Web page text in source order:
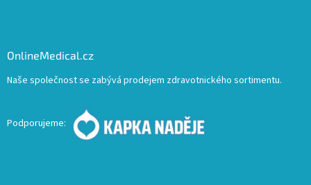
OnlineMedical.cz
Naše společnost se zabývá prodejem zdravotnického sortimentu.
Podporujeme: